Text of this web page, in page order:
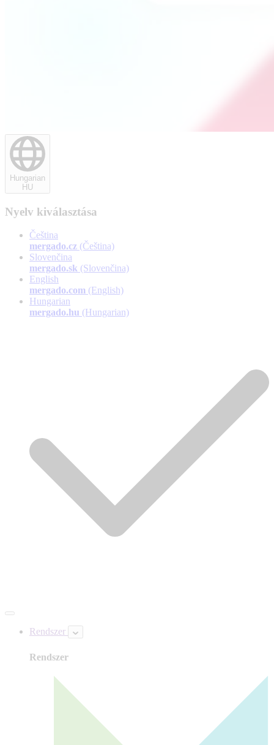
Hungarian
HU
Nyelv kiválasztása
Čeština
mergado.cz (Čeština)
Slovenčina
mergado.sk (Slovenčina)
English
mergado.com (English)
Hungarian
mergado.hu (Hungarian)
Rendszer
Rendszer